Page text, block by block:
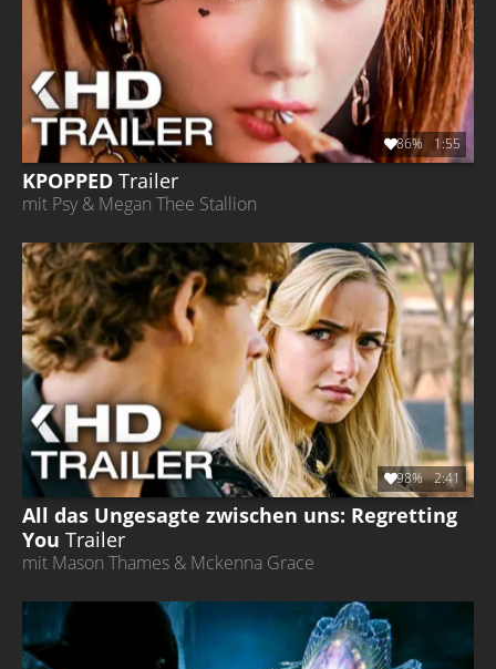
KPOPPED Trailer
mit Psy & Megan Thee Stallion
86% 1:55
All das Ungesagte zwischen uns: Regretting
You Trailer
mit Mason Thames & Mckenna Grace
98% 2:41